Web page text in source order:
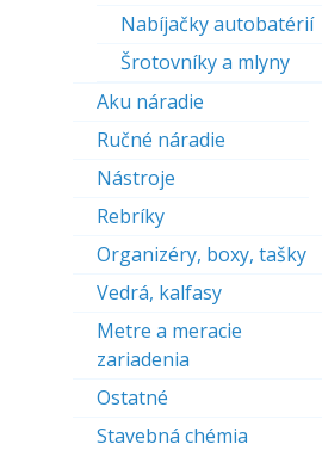
Nabíjačky autobatérií
Šrotovníky a mlyny
Aku náradie
Ručné náradie
Nástroje
Rebríky
Organizéry, boxy, tašky
Vedrá, kalfasy
Metre a meracie
zariadenia
Ostatné
Stavebná chémia